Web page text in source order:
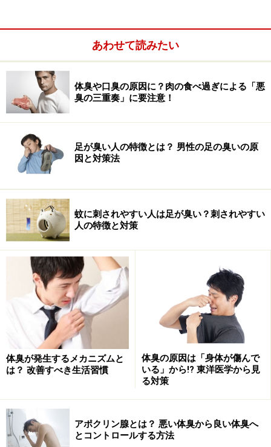
足裏リフレッシュの３ステップ
足裏ケアでいつでも快適にくつろげる状態にしておきまし
ょう
今まで足の裏なんてほとんどケアしてこなかったという
方のために、以下３つのステップをおすすめします。特
に余分な角質でガサガサしたかかとなどは驚くほどなめ
快適な状態になること間違いなしです。
【足裏セルフケアの３ステップ】
１、堅くなった余分な角質を取り除く
あわせて読みたい
体臭や口臭の原因に？肉の食べ過ぎによる「悪
臭の三重奏」に要注意！
足が臭い人の特徴とは？ 男性の足の臭いの原
因と対策法
蚊に刺されやすい人は足が臭い？刺されやすい
人の特徴と対策
体臭が発生するメカニズムと
は？ 改善すべき生活習慣
体臭の原因は「身体が傷んで
いる」から!? 東洋医学から見
る対策
アポクリン腺とは？ 悪い体臭から良い体臭へ
とコントロールする方法